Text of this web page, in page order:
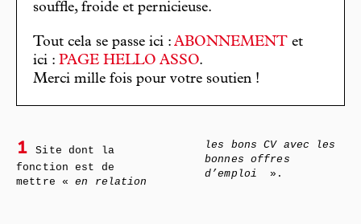
souffle, froide et pernicieuse.
Tout cela se passe ici : ABONNEMENT et
ici : PAGE HELLO ASSO.
Merci mille fois pour votre soutien !
1
Site dont la
fonction est de
mettre «en relation
les bons CV avec les
bonnes offres
d’emploi
».